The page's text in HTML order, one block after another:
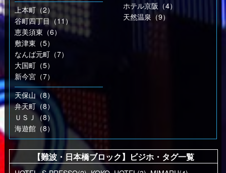
上本町（2）
谷町四丁目（11）
恵美須東（6）
敷津東（5）
なんば元町（7）
大国町（5）
新今宮（7）
天保山（8）
弁天町（8）
ＵＳＪ（8）
海遊館（8）
ホテル京阪（4）
天然温泉（9）
【難波・日本橋ブロック】ビジホ・タグ一覧